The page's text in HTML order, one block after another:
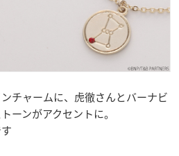
チャームに、虎徹さんとバーナビ
ーンがアクセントに。